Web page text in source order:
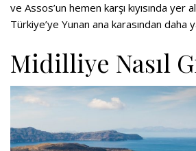
ve Assos’un hemen karşı kıyısında yer
Türkiye’ye Yunan ana karasından daha
Midilliye Nasıl